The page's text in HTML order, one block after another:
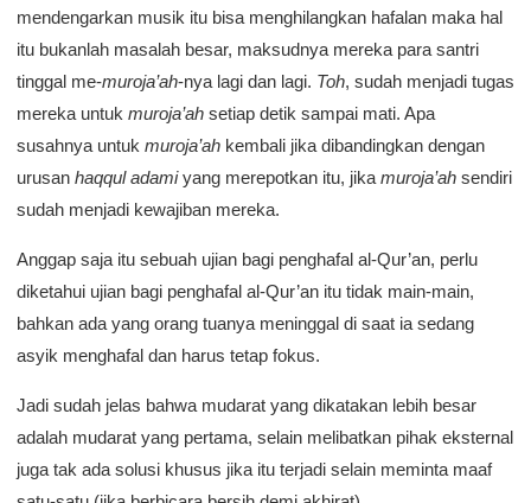
mendengarkan musik itu bisa menghilangkan hafalan maka hal
itu bukanlah masalah besar, maksudnya mereka para santri
tinggal me-muroja’ah-nya lagi dan lagi. Toh, sudah menjadi tugas
mereka untuk muroja’ah setiap detik sampai mati. Apa
susahnya untuk muroja’ah kembali jika dibandingkan dengan
urusan haqqul adamiyang merepotkan itu, jika muroja’ah sendiri
sudah menjadi kewajiban mereka.
Anggap saja itu sebuah ujian bagi penghafal al-Qur’an, perlu
diketahui ujian bagi penghafal al-Qur’an itu tidak main-main,
bahkan ada yang orang tuanya meninggal di saat ia sedang
asyik menghafal dan harus tetap fokus.
Jadi sudah jelas bahwa mudarat yang dikatakan lebih besar
adalah mudarat yang pertama, selain melibatkan pihak eksternal
juga tak ada solusi khusus jika itu terjadi selain meminta maaf